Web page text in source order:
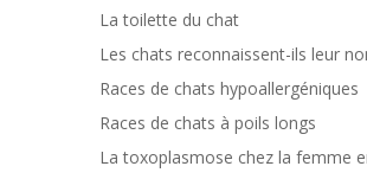
La toilette du chat
Les chats reconnaissent-ils leur
Races de chats hypoallergéniques
Races de chats à poils longs
La toxoplasmose chez la femme